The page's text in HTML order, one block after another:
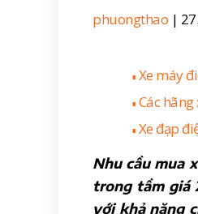
phuongthao |
∎ Xe máy
∎ Các
∎ Xe đạp
Nhu cầu mua
trong tầm giá
với khả năng